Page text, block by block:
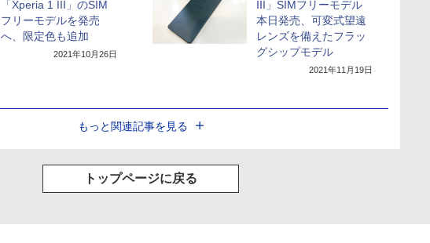
「Xperia 1 III」のSIM
フリーモデルを発売
へ、限定色も追加
2021年10月26日
III」SIMフリーモデル
本日発売、可変式望遠
レンズを備えたフラッ
グシップモデル
2021年11月19日
もっと関連記事を見る
トップページに戻る